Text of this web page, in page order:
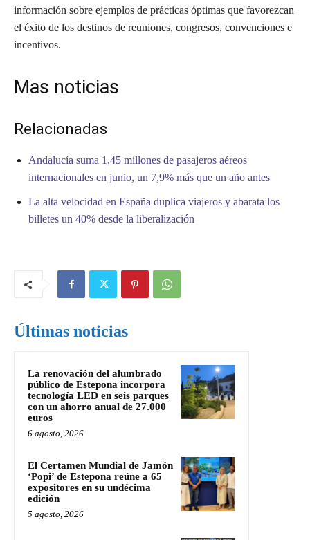
información sobre ejemplos de prácticas óptimas que favorezcan
el éxito de los destinos de reuniones, congresos, convenciones e
incentivos.
Mas noticias
Relacionadas
Andalucía suma 1,45 millones de pasajeros aéreos
internacionales en junio, un 7,9% más que un año antes
La alta velocidad en España duplica viajeros y abarata los
billetes un 40% desde la liberalización
Últimas noticias
La renovación del alumbrado
público de Estepona incorpora
tecnología LED en seis parques
con un ahorro anual de 27.000
euros
6 agosto, 2026
El Certamen Mundial de Jamón
‘Popi’ de Estepona reúne a 65
expositores en su undécima
edición
5 agosto, 2026